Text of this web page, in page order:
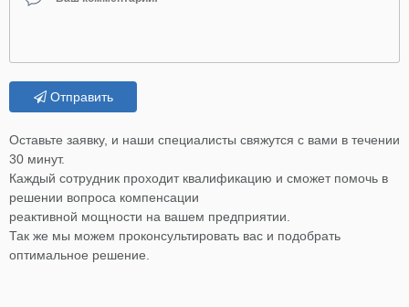
Отправить
Оставьте заявку, и наши специалисты свяжутся с вами в течении
30 минут.
Каждый сотрудник проходит квалификацию и сможет помочь в
решении вопроса компенсации
реактивной мощности на вашем предприятии.
Так же мы можем проконсультировать вас и подобрать
оптимальное решение.